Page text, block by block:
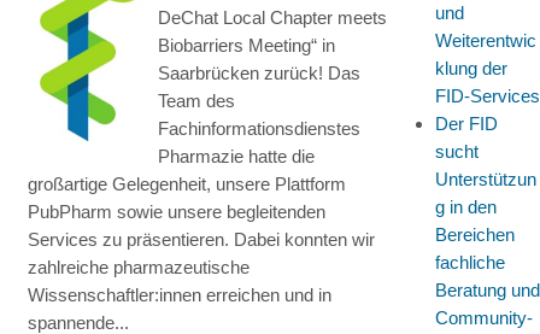
Bereichen
fachliche
Beratung
und
Community-
Building
DeChat Local Chapter meets
Biobarriers Meeting“ in
Saarbrücken zurück! Das
Team des
Fachinformationsdienstes
Pharmazie hatte die
großartige Gelegenheit, unsere Plattform
PubPharm sowie unsere begleitenden
Services zu präsentieren. Dabei konnten wir
zahlreiche pharmazeutische
Wissenschaftler:innen erreichen und in
spannende...
und
Weiterentwic
klung der
FID-Services
Der FID
sucht
Unterstützun
g in den
Bereichen
fachliche
Beratung und
Community-